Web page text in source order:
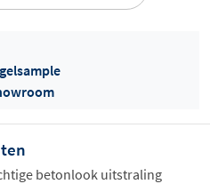
betonlook uitstraling